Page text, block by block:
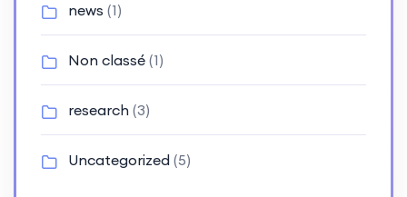
news (1)
Non classé (1)
research (3)
Uncategorized (5)